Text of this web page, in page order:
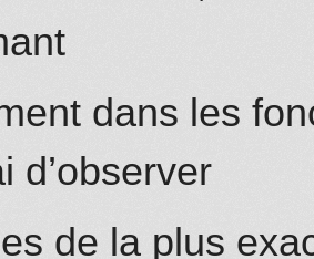
dans les
d’observer
de la plus